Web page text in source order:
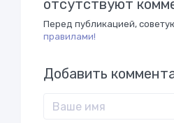
отсутствуют
Перед публикацией,
правилами!
Добавить